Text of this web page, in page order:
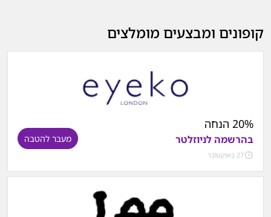
קופונים ומבצעים מומלצים
20% הנחה
בהרשמה לניוזלטר
27 באוקטובר
מעבר להטבה